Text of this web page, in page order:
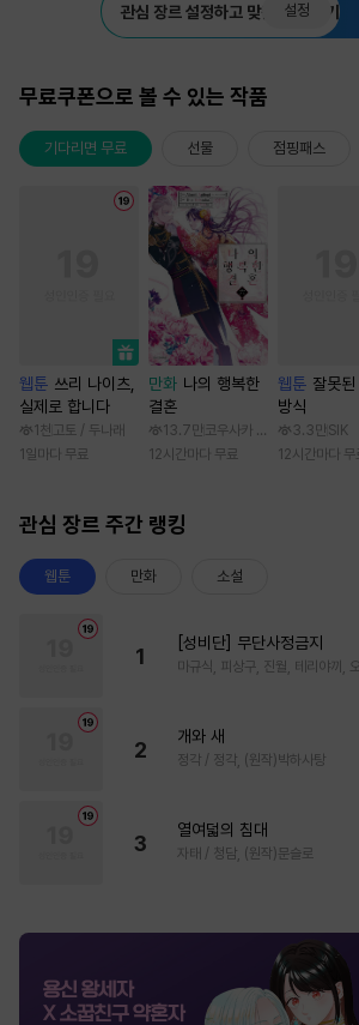
관심 장르 설정하고 맞춤 추천 받기
설정
무료쿠폰으로 볼 수 있는 작품
기다리면 무료 선물 점핑패스
웹툰 쓰리 나이츠,
실제로 합니다
1천 고토 / 두나래
1일마다 무료
만화 나의 행복한
결혼
13.7만 코우사카 리토 / 아기토기 아
12시간마다 무료
웹툰 잘못
방식
3.3만 SIK
12시간마다 무
관심 장르 주간 랭킹
웹툰 만화 소설
1
[성비단] 무단사정금지
마규식, 피상구, 진월, 테리야끼,
2
개와 새
정각 / 정각, (원작)박하사탕
3
열여덟의 침대
자태 / 청담, (원작)문슬로